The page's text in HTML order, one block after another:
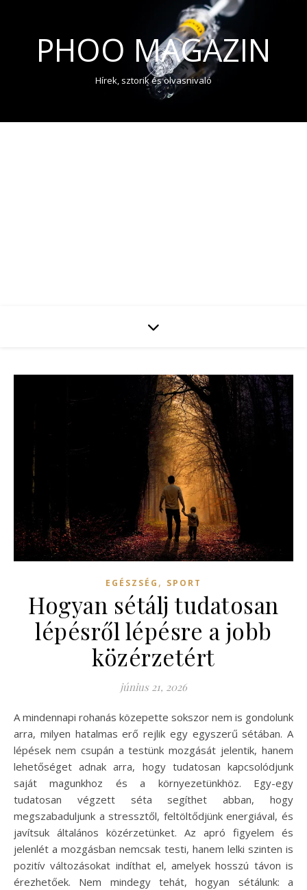
PHOO MAGAZIN
Hírek, sztorik és olvasnivaló
EGÉSZSÉG , SPORT
Hogyan sétálj tudatosan
lépésről lépésre a jobb
közérzetért
június 21, 2026
A mindennapi rohanás közepette sokszor nem is gondolunk
arra, milyen hatalmas erő rejlik egy egyszerű sétában. A
lépések nem csupán a testünk mozgását jelentik, hanem
lehetőséget adnak arra, hogy tudatosan kapcsolódjunk
saját magunkhoz és a környezetünkhöz. Egy-egy
tudatosan végzett séta segíthet abban, hogy
megszabaduljunk a stressztől, feltöltődjünk energiával, és
javítsuk általános közérzetünket. Az apró figyelem és
jelenlét a mozgásban nemcsak testi, hanem lelki szinten is
pozitív változásokat indíthat el, amelyek hosszú távon is
érezhetőek. Nem mindegy tehát, hogyan sétálunk: a